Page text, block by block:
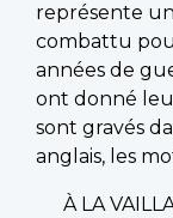
représente
combattu
années de
ont donné
sont gravés
anglais, les
À LA